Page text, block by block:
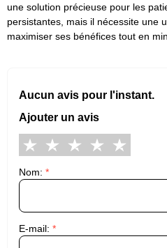
une solution précieuse pour les
persistantes, mais il nécessite une
maximiser ses bénéfices tout en
Aucun avis pour l'instant.
Ajouter un avis
Nom: *
E-mail: *